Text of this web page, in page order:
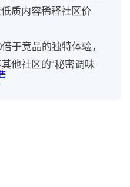
质内容稀释社区价
于竞品的独特体验，
他社区的“秘密调味